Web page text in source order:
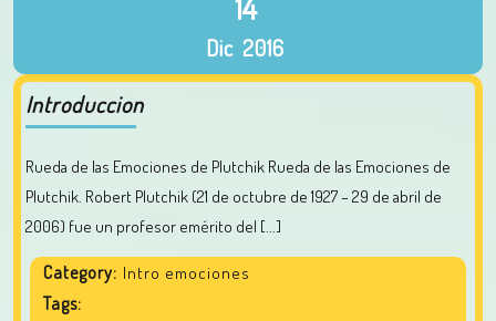
Dic 2016
Introduccion
Rueda de las Emociones de Plutchik Rueda de las Emociones de
Plutchik. Robert Plutchik (21 de octubre de 1927 – 29 de abril de
2006) fue un profesor emérito del [...]
Category: Intro emociones
Tags: